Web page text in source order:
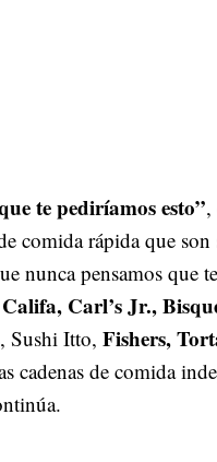
te pediríamos esto”,
comida rápida que
nunca pensamos que
Carl’s Jr.,
Sushi Itto, Fishers,
cadenas de comida